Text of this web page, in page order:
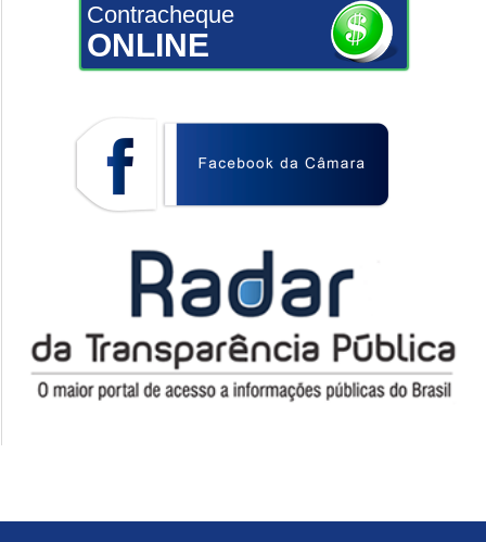
Contracheque
ONLINE